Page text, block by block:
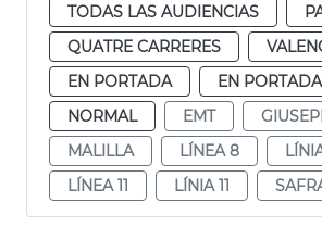
TODAS LAS AUDIENCIAS
QUATRE CARRERES
EN PORTADA
EN
NORMAL
EMT
MALILLA
LÍNEA 8
LÍNEA 11
LÍNIA 11